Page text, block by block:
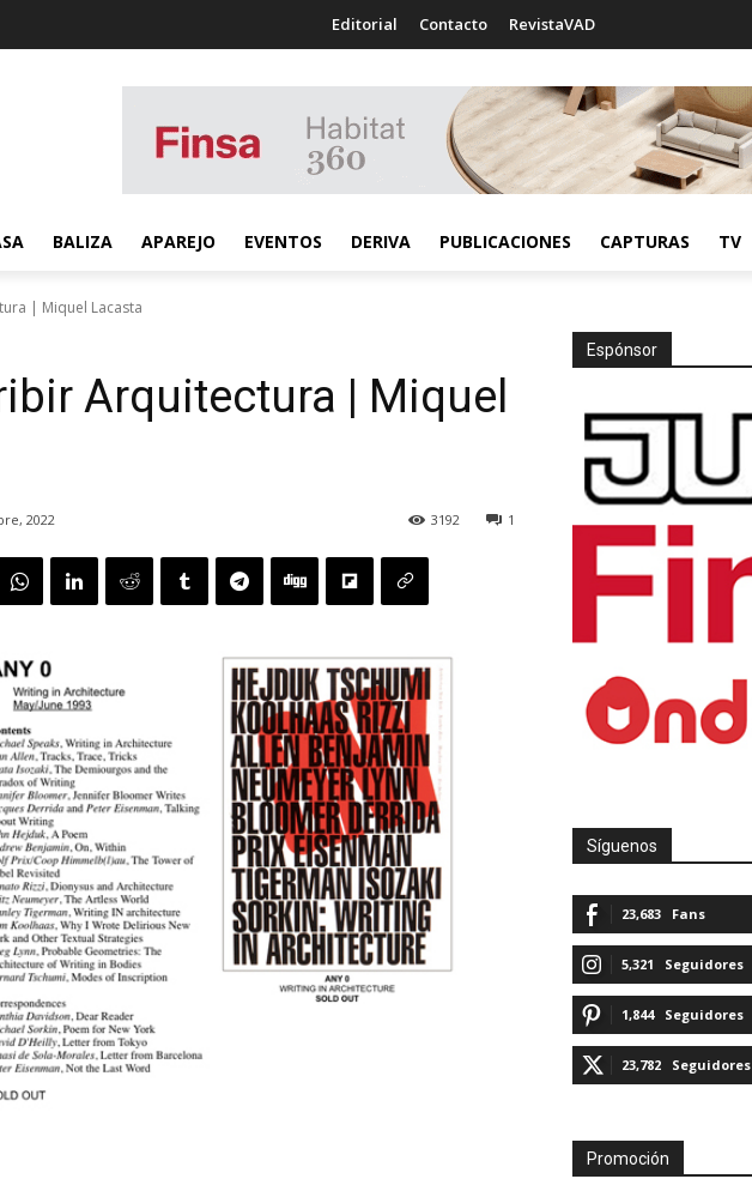
Editorial Contacto RevistaVAD
BALIZA APAREJO EVENTOS DERIVA PUBLICACIONES CAPTURAS TV
| Miquel Lacasta
Arquitectura | Miquel
2022 1
3192
Espónsor
Síguenos
23,683 Fans
5,321 Seguidores
1,844 Seguidores
23,782 Seguidores
Promoción